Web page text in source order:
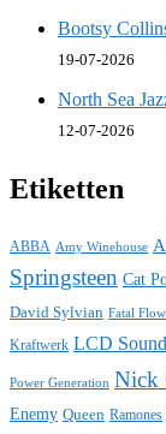
Bootsy
19-07-2026
North Sea
12-07-2026
Etiketten
ABBA Amy Winehouse
Springsteen Cat
David Sylvian Fatal
Kraftwerk LCD
Power Generation Nick
Enemy Queen Ramones